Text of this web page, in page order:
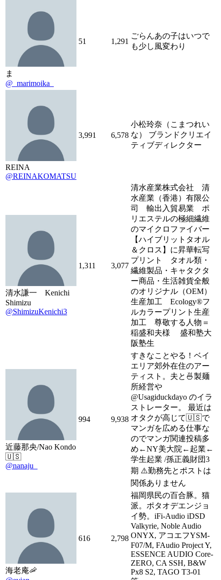
ま
@_marimoika_
51 1,291
ごらんあの子はいつで
も少し風変わり
REINA
@REINAKOMATSU
3,991 6,578
小松玲奈（こまつれい
な） ブランドクリエイ
ティブディレクター
清水謙一 Kenichi
Shimizu
@ShimizuKenichi3
1,311 3,077
清水産業株式会社 清
水産業（香港）有限公
司 輸出入貿易業 ポ
リエステルの極細繊維
のマイクロファイバー
【ハイブリットタオル
＆クロス】に昇華転写
プリント タオル類・
繊維製品・キャタクタ
ー商品・生活雑貨全般
のオリジナル（OEM）
生産加工 Ecology®フ
ルカラープリント生産
加工 尊敬する人物＝
稲盛和夫様 盛和塾大
阪塾生
近藤那央/Nao Kondo
🇺🇸
@nanaju_
994 9,938
すきなことやる！ベイ
エリア郊外在住のアー
ティスト。夫と🍜製麺
所経営や
@Usagiduckdayo のイラ
ストレーター。 最近は
オタクが高じて🇺🇸で
マンガを広める仕事な
のでマンガ関連投稿多
め←NY美大院←起業←
学生起業 /孫正義財団3
期 ⚠️勤務先とポストは
関係ありません
海老庵🦐
616 2,798
福岡県民の百合豚。猫
派。ポタオデエンジョ
イ勢。iFi-Audio iDSD
Valkyrie, Noble Audio
ONYX, アコエフYSM-
F07/M, FAudio Project Y,
ESSENCE AUDIO Core-
ZERO, CA SSH, B&W
Px8 S2, TAGO T3-01